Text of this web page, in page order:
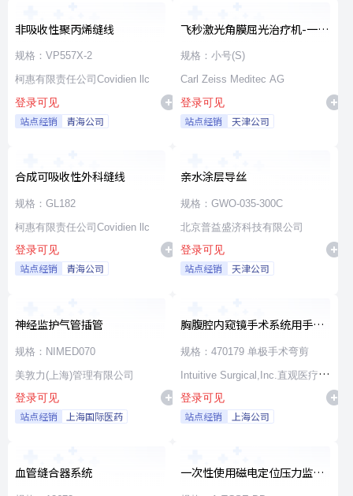
非吸收性聚丙烯缝线
规格：VP557X-2
柯惠有限责任公司Covidien llc
登录可见
站点经销 青海公司
飞秒激光角膜屈光治疗机-一次
性使用无菌治疗包
规格：小号(S)
Carl Zeiss Meditec AG
登录可见
站点经销 天津公司
合成可吸收性外科缝线
规格：GL182
柯惠有限责任公司Covidien llc
登录可见
站点经销 青海公司
亲水涂层导丝
规格：GWO-035-300C
北京普益盛济科技有限公司
登录可见
站点经销 天津公司
神经监护气管插管
规格：NIMED070
美敦力(上海)管理有限公司
登录可见
站点经销 上海国际医药
胸腹腔内窥镜手术系统用手术
器械
规格：470179 单极手术弯剪
Intuitive Surgical,Inc.直观医疗公
司
登录可见
站点经销 上海公司
血管缝合器系统
一次性使用磁电定位压力监测